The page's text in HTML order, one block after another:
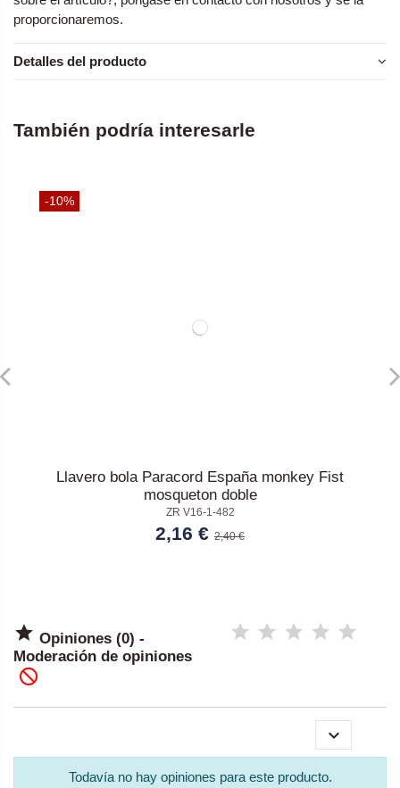
proporcionaremos.
Detalles del producto
También podría interesarle
-10%
Llavero bola Paracord España monkey Fist
mosqueton doble
ZR V16-1-482
2,16 € 2,40 €
 Opiniones (0) -
Moderación de opiniones


Todavía no hay opiniones para este producto.